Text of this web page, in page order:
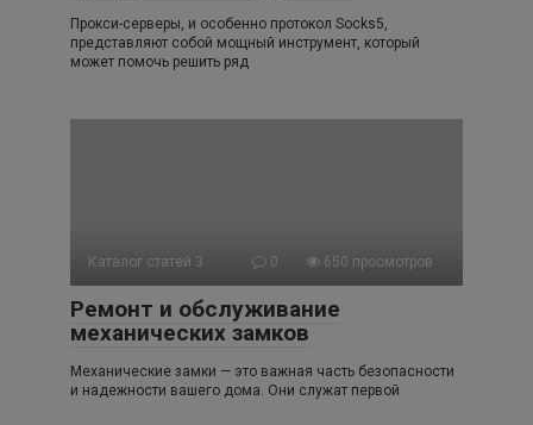
Прокси-серверы, и особенно протокол Socks5,
представляют собой мощный инструмент, который
может помочь решить ряд
Каталог статей 3 0 650 просмотров
Ремонт и обслуживание
механических замков
Механические замки — это важная часть безопасности
и надежности вашего дома. Они служат первой